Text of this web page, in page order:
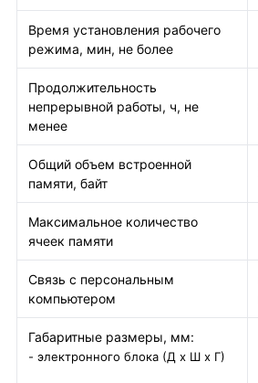
Время установления рабочего
режима, мин, не более
Продолжительность
непрерывной работы, ч, не
менее
Общий объем встроенной
памяти, байт
Максимальное количество
ячеек памяти
Связь с персональным
компьютером
Габаритные размеры, мм:
- электронного блока (Д х Ш х Г)